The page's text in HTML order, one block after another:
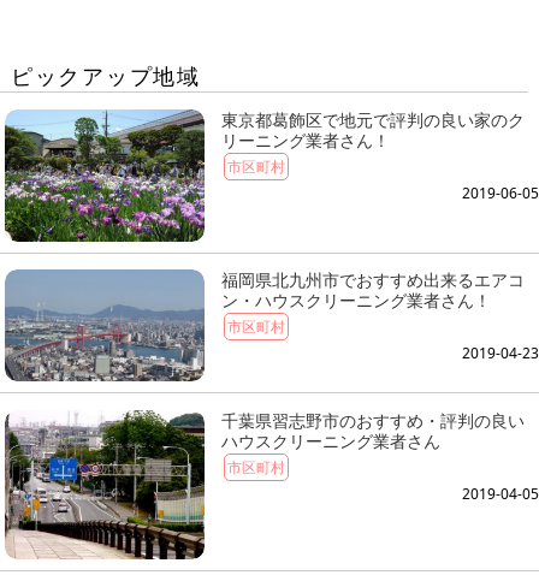
ピックアップ地域
東京都葛飾区で地元で評判の良い家のク
リーニング業者さん！
市区町村
2019-06-05
福岡県北九州市でおすすめ出来るエアコ
ン・ハウスクリーニング業者さん！
市区町村
2019-04-23
千葉県習志野市のおすすめ・評判の良い
ハウスクリーニング業者さん
市区町村
2019-04-05